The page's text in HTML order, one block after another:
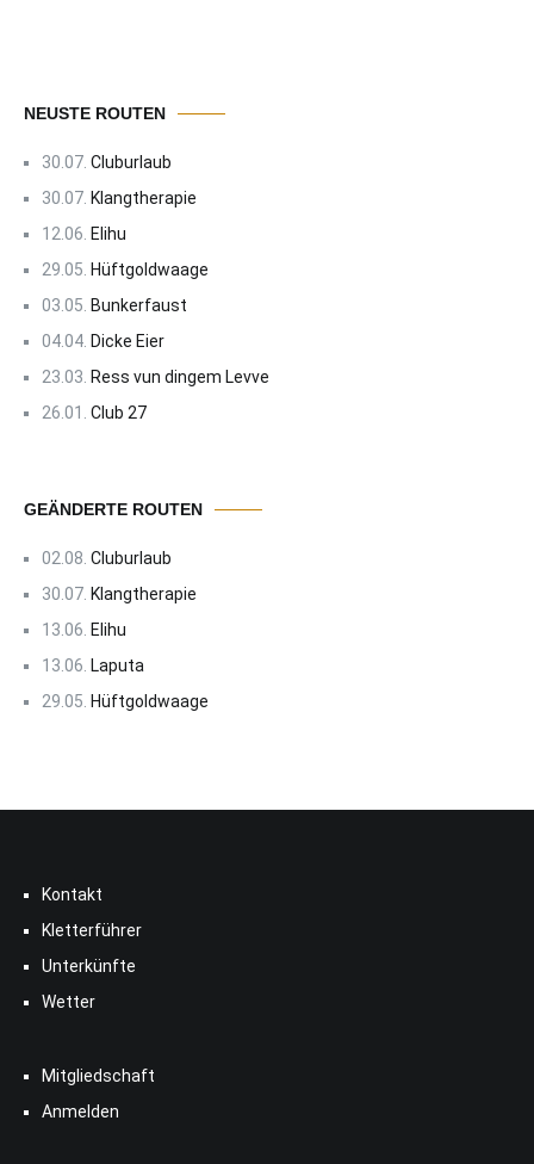
NEUSTE ROUTEN
30.07. Cluburlaub
30.07. Klangtherapie
12.06. Elihu
29.05. Hüftgoldwaage
03.05. Bunkerfaust
04.04. Dicke Eier
23.03. Ress vun dingem Levve
26.01. Club 27
GEÄNDERTE ROUTEN
02.08. Cluburlaub
30.07. Klangtherapie
13.06. Elihu
13.06. Laputa
29.05. Hüftgoldwaage
Kontakt
Kletterführer
Unterkünfte
Wetter
Mitgliedschaft
Anmelden